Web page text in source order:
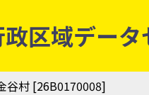
区域デー
谷村 [26B0170008]